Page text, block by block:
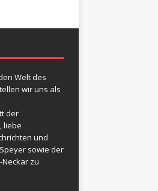
Welt des
wir uns als
der
liebe
und
sowie der
zu